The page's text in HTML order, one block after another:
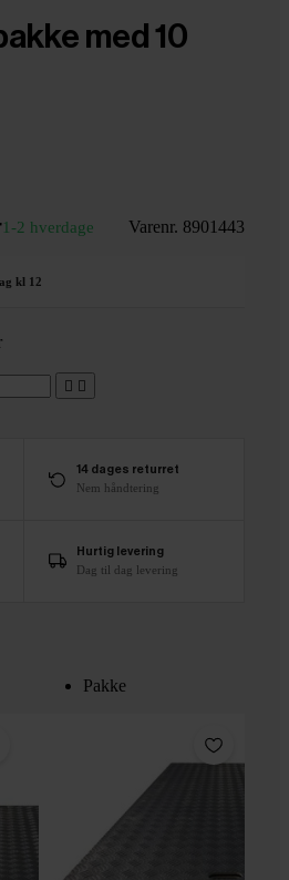
med 10
1-2 hverdage Varenr. 8901443
kl 12
 
14 dages returret
Nem håndtering
Hurtig levering
Dag til dag levering
Pakke